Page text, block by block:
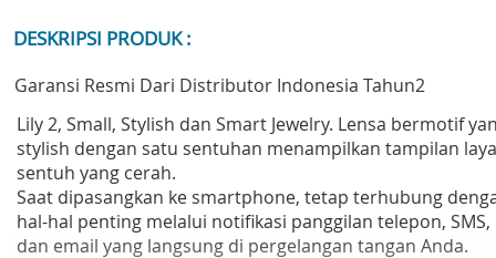
DESKRIPSI PRODUK :
Garansi Resmi Dari Distributor Indonesia Tahun2
Lily 2, Small, Stylish dan Smart Jewelry. Lensa bermotif
stylish dengan satu sentuhan menampilkan tampilan
sentuh yang cerah.
Saat dipasangkan ke smartphone, tetap terhubung
hal-hal penting melalui notifikasi panggilan telepon, SMS,
dan email yang langsung di pergelangan tangan Anda.